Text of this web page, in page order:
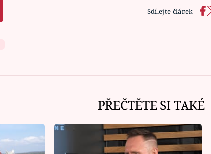
Sdílejte článek
PŘEČTĚTE SI TAKÉ